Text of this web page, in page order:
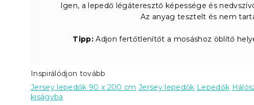
Igen, a lepedő légáteresztő képessége és
Az anyag tesztelt és nem
Tipp: Adjon fertőtlenítőt a mosáshoz öblítő
Inspirálódjon tovább
Jersey lepedők 90 x 200 cm Jersey lepedők Lepedők
kiságyba